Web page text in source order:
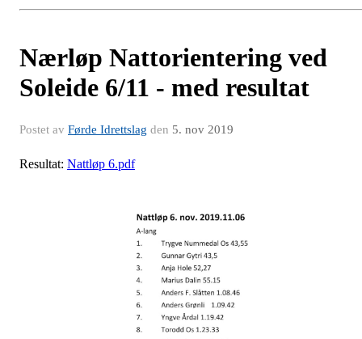
Nærløp Nattorientering ved
Soleide 6/11 - med resultat
Postet av Førde Idrettslag den 5. nov 2019
Resultat: Nattløp 6.pdf